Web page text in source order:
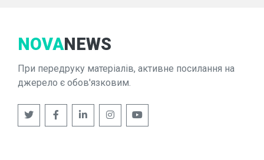
NOVANEWS
При передруку матеріалів, активне посилання на
джерело є обов'язковим.